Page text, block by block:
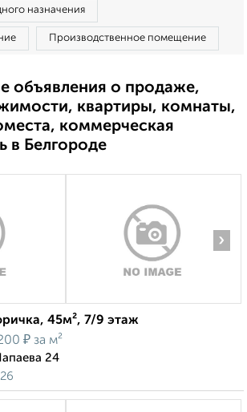
назначения
Производственное помещение
объявления о продаже,
квартиры, комнаты,
коммерческая
в Белгороде
›
45м², 7/9 этаж
₽ за м²
24